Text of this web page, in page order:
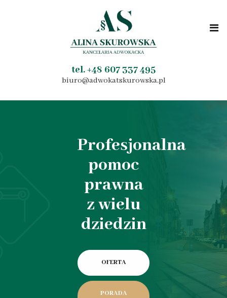
tel. +48 607 337 495
biuro@adwokatskurowska.pl
Profesjonalna
pomoc
prawna
z wielu
dziedzin
OFERTA
PORADA